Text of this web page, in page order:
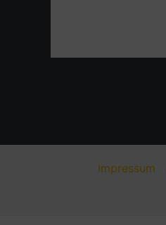
Impressum